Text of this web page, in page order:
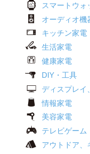
スマートウォ
オーディオ機
キッチン家電
生活家電
健康家電
DIY・工具
ディスプレイ
情報家電
美容家電
テレビゲーム
アウトドア、